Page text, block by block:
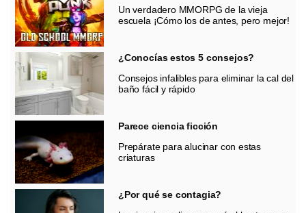
Un verdadero MMORPG de la vieja
escuela ¡Cómo los de antes, pero mejor!
¿Conocías estos 5 consejos?
Consejos infalibles para eliminar la cal del
baño fácil y rápido
Parece ciencia ficción
Prepárate para alucinar con estas
criaturas
¿Por qué se contagia?